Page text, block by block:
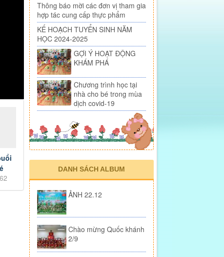
Thông báo mời các đơn vị tham gia
hợp tác cung cấp thực phẩm
KẾ HOẠCH TUYỂN SINH NĂM
HỌC 2024-2025
GỢI Ý HOẠT ĐỘNG
KHÁM PHÁ
Chương trình học tại
nhà cho bé trong mùa
dịch covid-19
DANH SÁCH ALBUM
ẢNH 22.12
Chào mừng Quốc khánh
2/9